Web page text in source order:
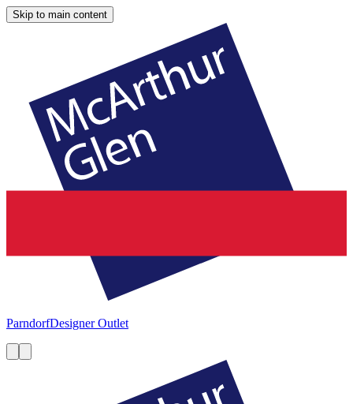
Skip to main content
ParndorfDesigner Outlet